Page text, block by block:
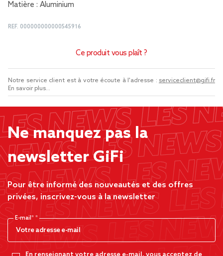
Matière : Aluminium
REF. 000000000000545916
Ce produit vous plaît ?
Notre service client est à votre écoute à l'adresse : serviceclient@gifi.fr
En savoir plus...
Ne manquez pas la
newsletter GiFi
Pour être informé des nouveautés et des offres
privées, inscrivez-vous à la newsletter
E-mail*